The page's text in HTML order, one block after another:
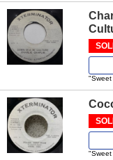
"Sweet
"Sweet